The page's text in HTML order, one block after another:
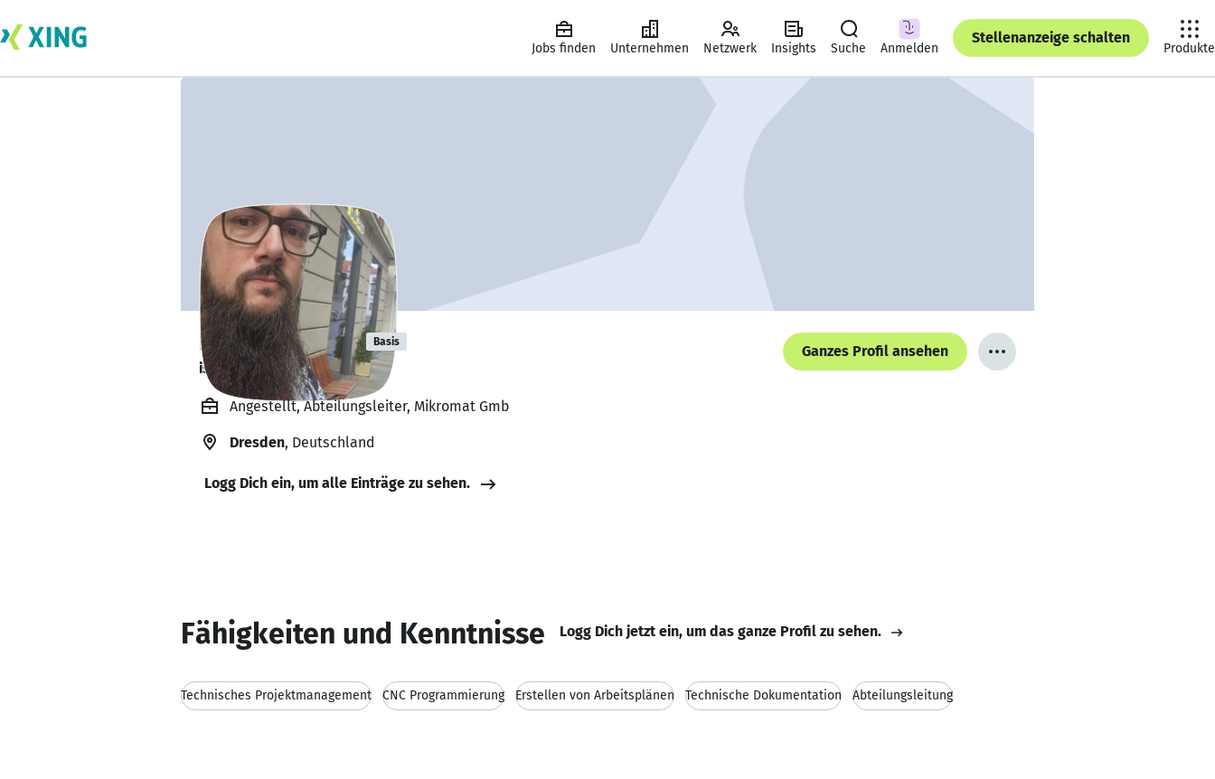
Jobs finden Unternehmen Netzwerk Insights Suche Anmelden
Stellenanzeige schalten
Produkte
Erik Schwarze Basis
ist offen für Projekte. 🔎
Ganzes Profil ansehen
Angestellt, Abteilungsleiter, Mikromat Gmb
Dresden, Deutschland
Logg Dich ein, um alle Einträge zu sehen.
Fähigkeiten und Kenntnisse Logg Dich jetzt ein, um das ganze Profil zu sehen.
Technisches Projektmanagement CNC Programmierung Erstellen von Arbeitsplänen Technische Dokumentation Abteilungsleitung